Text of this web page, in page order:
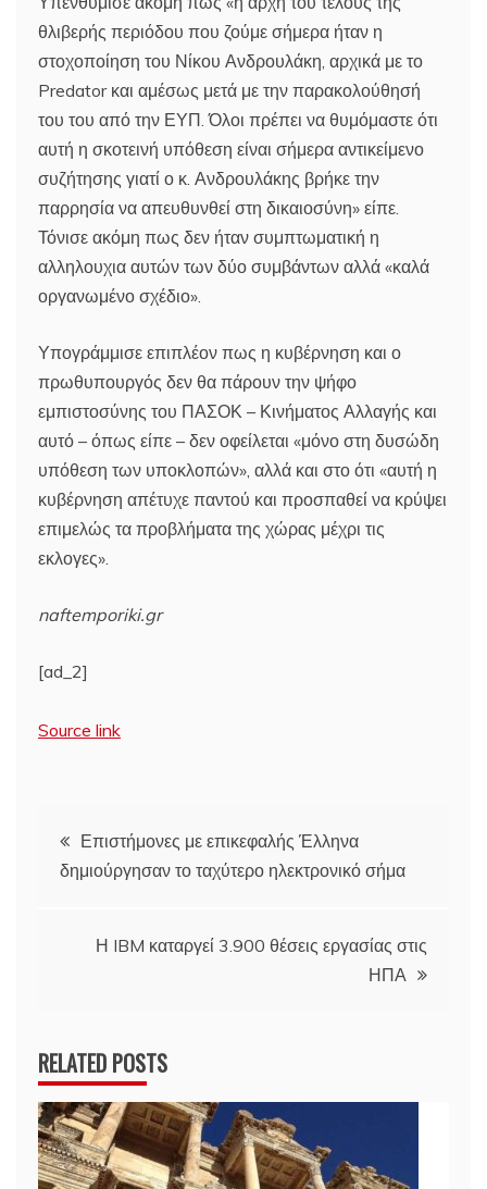
θλιβερής περιόδου που ζούμε σήμερα ήταν η
στοχοποίηση του Νίκου Ανδρουλάκη, αρχικά με το
Predator και αμέσως μετά με την παρακολούθησή
του του από την ΕΥΠ. Όλοι πρέπει να θυμόμαστε ότι
αυτή η σκοτεινή υπόθεση είναι σήμερα αντικείμενο
συζήτησης γιατί ο κ. Ανδρουλάκης βρήκε την
παρρησία να απευθυνθεί στη δικαιοσύνη» είπε.
Τόνισε ακόμη πως δεν ήταν συμπτωματική η
αλληλουχια αυτών των δύο συμβάντων αλλά «καλά
οργανωμένο σχέδιο».
Υπογράμμισε επιπλέον πως η κυβέρνηση και ο
πρωθυπουργός δεν θα πάρουν την ψήφο
εμπιστοσύνης του ΠΑΣΟΚ – Κινήματος Αλλαγής και
αυτό – όπως είπε – δεν οφείλεται «μόνο στη δυσώδη
υπόθεση των υποκλοπών», αλλά και στο ότι «αυτή η
κυβέρνηση απέτυχε παντού και προσπαθεί να κρύψει
επιμελώς τα προβλήματα της χώρας μέχρι τις
εκλογες».
naftemporiki.gr
[ad_2]
Source link
Πλοήγηση
άρθρων
Επιστήμονες με επικεφαλής Έλληνα
δημιούργησαν το ταχύτερο ηλεκτρονικό σήμα
Η IBM καταργεί 3.900 θέσεις εργασίας στις
ΗΠΑ
RELATED POSTS